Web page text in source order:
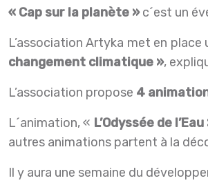
« Cap sur la planète »c´est un
L’association Artyka met en
changement climatique »,
L’association propose 4
L´animation, « L’Odyssée de l’Eau
autres animations partent à la
Il y aura une semaine du